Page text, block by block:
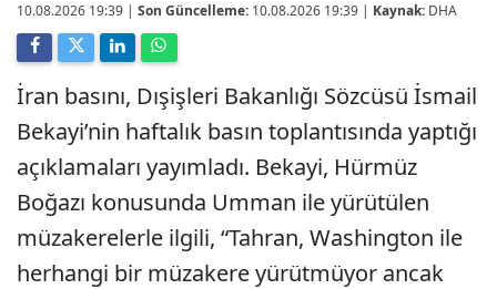
10.08.2026 19:39 | Son Güncelleme: 10.08.2026 19:39 | Kaynak: DHA
İran basını, Dışişleri Bakanlığı Sözcüsü İsmail
Bekayi’nin haftalık basın toplantısında yaptığı
açıklamaları yayımladı. Bekayi, Hürmüz
Boğazı konusunda Umman ile yürütülen
müzakerelerle ilgili, “Tahran, Washington ile
herhangi bir müzakere yürütmüyor ancak